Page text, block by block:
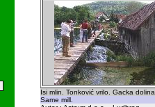
Isi mlin. Tonković vrilo. Gacka dolina.
Same mill.